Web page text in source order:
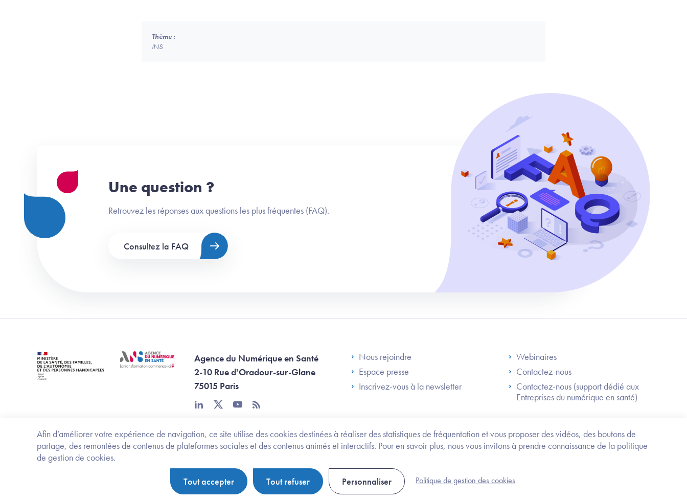
Afin d’améliorer votre expérience de navigation, ce site utilise des cookies destinées à réaliser des statistiques de fréquentation et vous proposer des vidéos, des boutons de
partage, des remontées de contenus de plateformes sociales et des contenus animés et interactifs. Pour en savoir plus, nous vous invitons à prendre connaissance de la politique
de gestion de cookies.
Tout accepter Tout refuser Personnaliser Politique de gestion des cookies
Trouvez
Thème :
INS
Une question ?
Retrouvez les réponses aux questions les plus fréquentes (FAQ).
Consultez la FAQ
Agence du Numérique en Santé
2-10 Rue d'Oradour-sur-Glane
75015 Paris
linkedintwitteryoutube
rss
Footer Left ANS
Nous rejoindre
Espace presse
Inscrivez-vous à la newsletter
Footer Right ANS
Webinaires
Contactez-nous
Contactez-nous (support dédié aux
Entreprises du numérique en santé)
Footer Bottom ANS
Ministère de la santé, des familles, de l'autonomie et des personnes handicapées Legifrance.gouv.fr
Politique de protection des données personnelles
Politique de gestion de cookies Gestion des cookies Plan du site Accessibilité : partiellement conforme